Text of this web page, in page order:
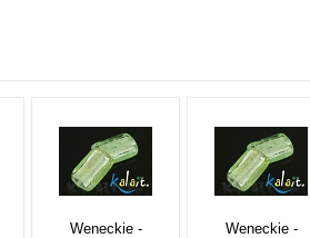
Weneckie -
Weneckie -